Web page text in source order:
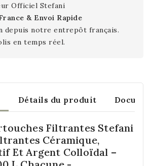
Officiel Stefani
& Envoi Rapide
depuis notre entrepôt français.
en temps réel.
Détails du produit
Filtrantes Stefani
Céramique,
Et Argent Colloïdal –